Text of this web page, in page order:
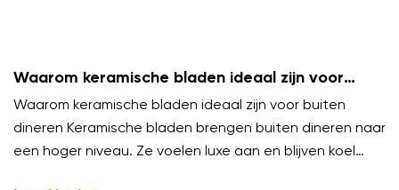
Waarom keramische bladen ideaal zijn voor
buiten dineren
Waarom keramische bladen ideaal zijn voor buiten
dineren Keramische bladen brengen buiten dineren naar
een hoger niveau. Ze voelen luxe aan en blijven koel